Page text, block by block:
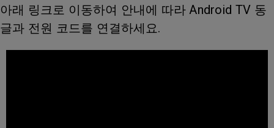
아래 링크로 이동하여 안내에 따라 Android TV 동
글과 전원 코드를 연결하세요.